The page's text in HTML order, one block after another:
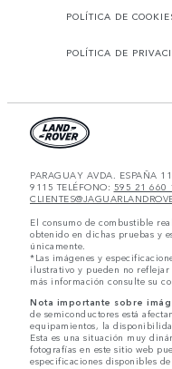
POLÍTICA DE
POLÍTICA DE
PARAGUAY AVDA. ESPAÑA
9115 TELÉFONO: 595 21 660
El consumo de combustible
obtenido en dichas pruebas y
únicamente.
*Las imágenes y
ilustrativo y pueden no
más información consulte su
Nota importante sobre
de semiconductores está
equipamientos, la
Esta es una situación muy
fotografías en este sitio web
especificaciones disponibles